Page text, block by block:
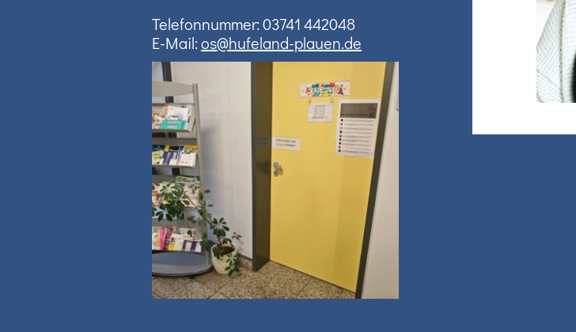
Telefonnummer: 03741 442048
E-Mail:os@hufeland-plauen.de